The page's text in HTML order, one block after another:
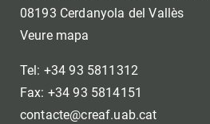
08193 Cerdanyola del Vallès
Veure mapa
Tel: +34 93 5811312
Fax: +34 93 5814151
contacte@creaf.uab.cat